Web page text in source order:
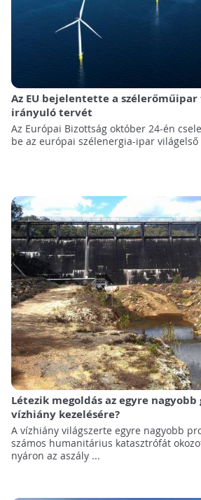
Az EU bejelentette a
irányuló tervét
Az Európai Bizottság október 24-én
be az európai szélenergia-ipar világelső
Létezik megoldás az egyre
vízhiány kezelésére?
A vízhiány világszerte egyre nagyobb
számos humanitárius katasztrófát
nyáron az aszály ...